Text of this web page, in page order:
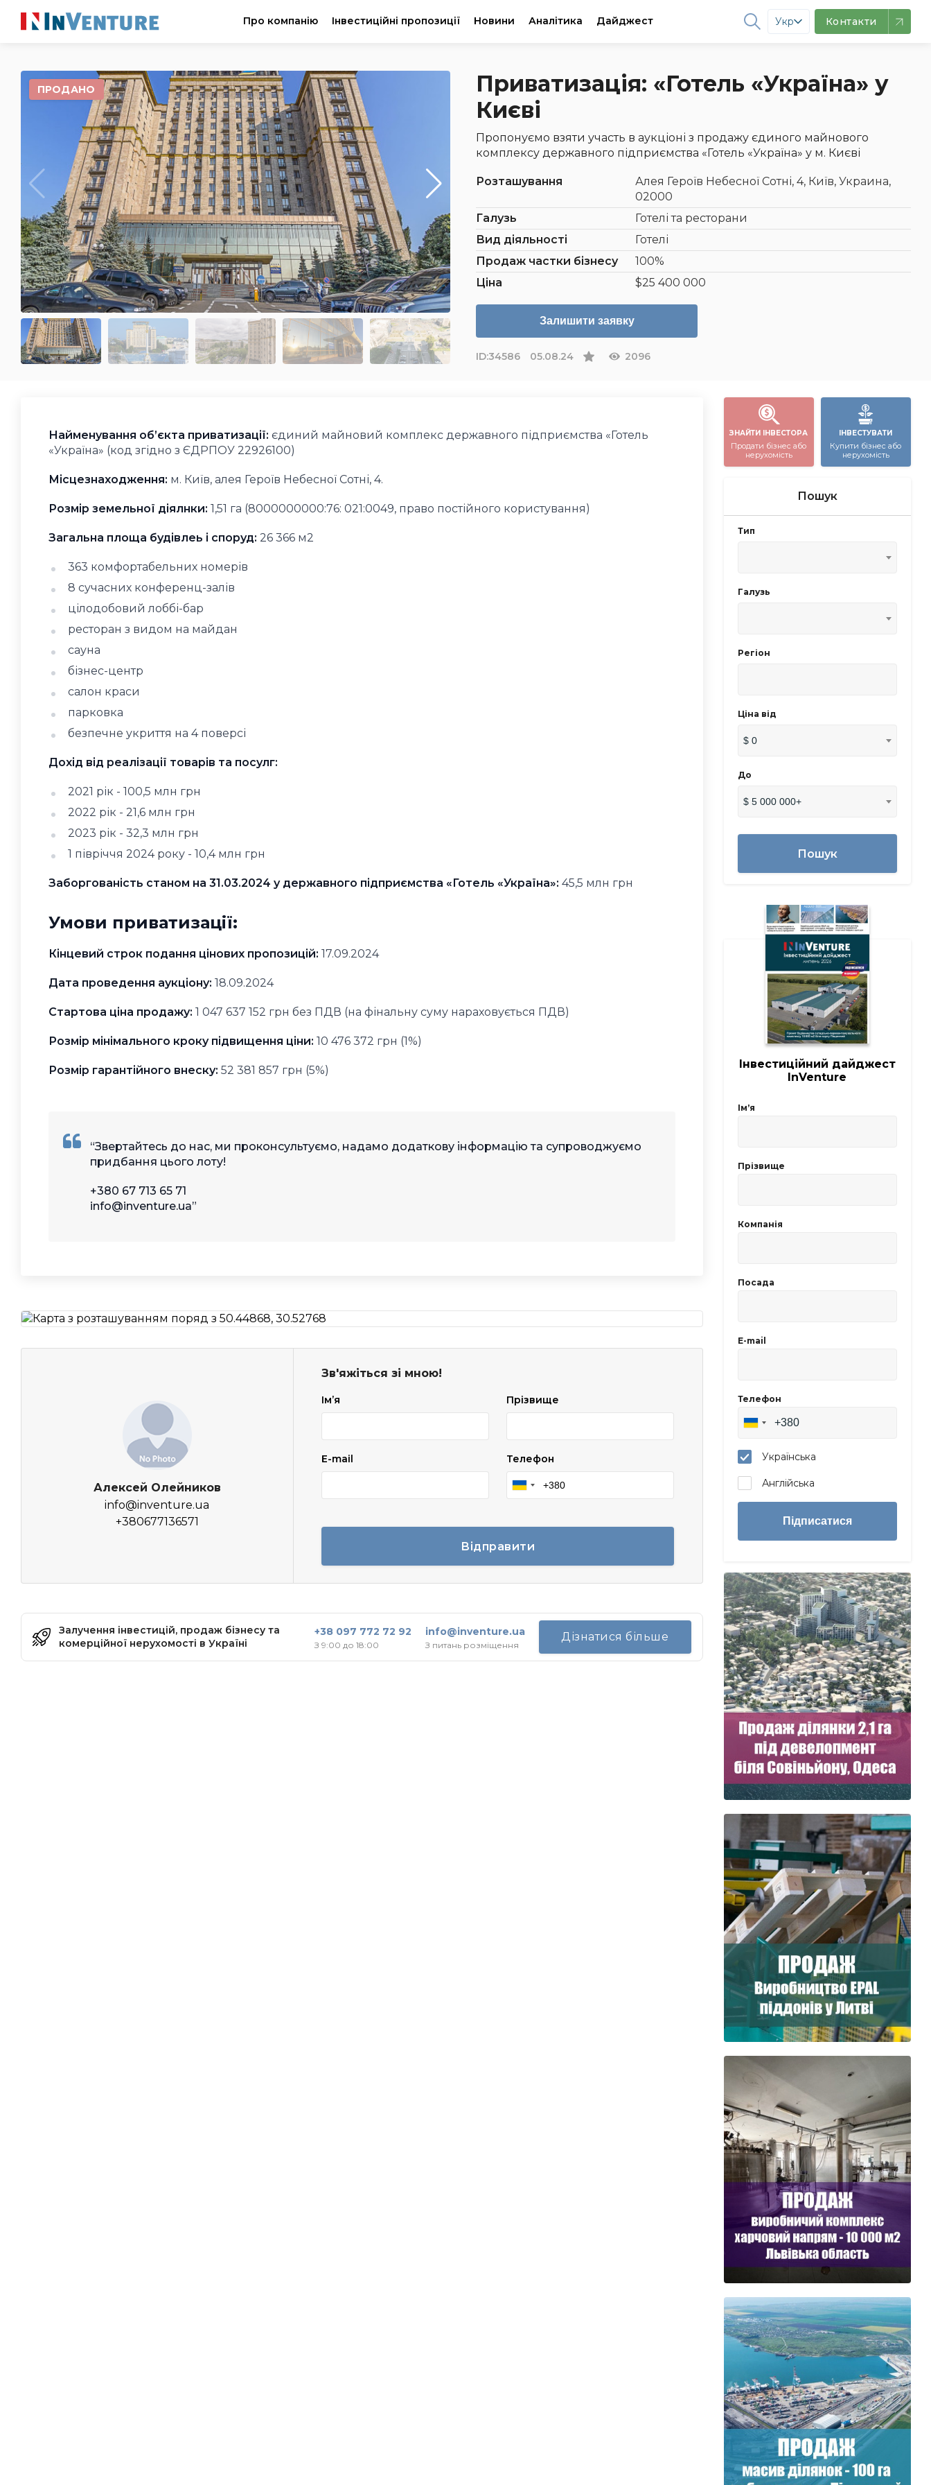
Про компанію Інвестиційні пропозиції Новини Аналітика Дайджест Укр Контакти
ПРОДАНО
Приватизація: «Готель «Україна» у
Києві
Пропонуємо взяти участь в аукціоні з продажу єдиного майнового
комплексу державного підприємства «Готель «Україна» у м. Києві
Розташування
Алея Героїв Небесної Сотні, 4, Київ, Украина,
02000
Галузь
Готелі та ресторани
Вид діяльності
Готелі
Продаж частки бізнесу
100%
Ціна
$25 400 000
Залишити заявку
ID:34586 05.08.24 2096
Найменування об’єкта приватизації: єдиний майновий комплекс державного підприємства «Готель
«Україна» (код згідно з ЄДРПОУ 22926100)
Місцезнаходження: м. Київ, алея Героїв Небесної Сотні, 4.
Розмір земельної діялнки: 1,51 га (8000000000:76: 021:0049, право постійного користування)
Загальна площа будівлеь і споруд: 26 366 м2
363 комфортабельних номерів
8 сучасних конференц-залів
цілодобовий лоббі-бар
ресторан з видом на майдан
сауна
бізнес-центр
салон краси
парковка
безпечне укриття на 4 поверсі
Дохід від реалізації товарів та посулг:
2021 рік - 100,5 млн грн
2022 рік - 21,6 млн грн
2023 рік - 32,3 млн грн
1 півріччя 2024 року - 10,4 млн грн
Заборгованість станом на 31.03.2024 у державного підприємства «Готель «Україна»: 45,5 млн грн
Умови приватизації:
Кінцевий строк подання цінових пропозицій: 17.09.2024
Дата проведення аукціону: 18.09.2024
Стартова ціна продажу: 1 047 637 152 грн без ПДВ (на фінальну суму нараховується ПДВ)
Розмір мінімального кроку підвищення ціни: 10 476 372 грн (1%)
Розмір гарантійного внеску: 52 381 857 грн (5%)
Звертайтесь до нас, ми проконсультуємо, надамо додаткову інформацію та супроводжуємо
придбання цього лоту!
+380 67 713 65 71
info@inventure.ua
Алексей Олейников
info@inventure.ua
+380677136571
Зв'яжіться зі мною!
Імʼя Прізвище
E-mail Телефон
Відправити
Залучення інвестицій, продаж бізнесу та
комерційної нерухомості в Україні
+38 097 772 72 92
З 9:00 до 18:00
info@inventure.ua
З питань розміщення
Дізнатися більше
ЗНАЙТИ ІНВЕСТОРА
Продати бізнес або
нерухомість
ІНВЕСТУВАТИ
Купити бізнес або
нерухомість
Пошук
Тип
Галузь
Регіон
Ціна від
$ 0
До
$ 5 000 000+
Пошук
Інвестиційний дайджест
InVenture
Імʼя
Прізвище
Компанія
Посада
E-mail
Телефон
Українська
Англійська
Підписатися